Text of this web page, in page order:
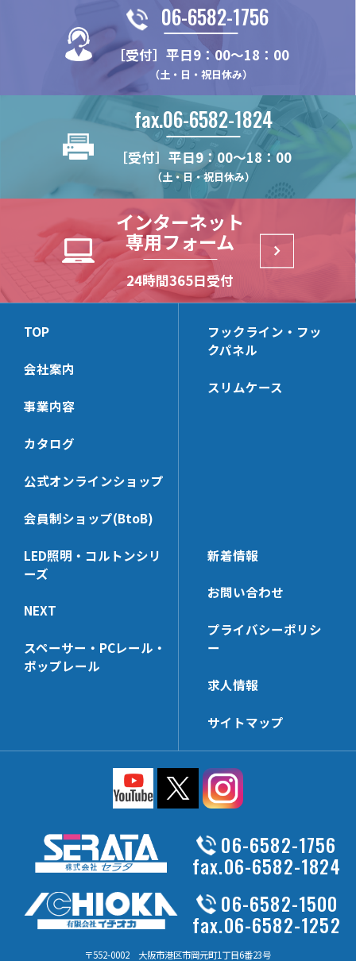
フックライン
HL375FS
HL22KN
HL30M
フックライン・エコ
HLE20S
HLE22KSE
HLE22-4S
HLE22S
HLE22SR
HLオプションパーツ
HL-MBSK-N
HL-WHG30
FU-PCR
HL-CTHK【在庫限り】
HL-WHG20
HL-BKS30x100
HL-HK4S【在庫限り】
HL-FHK
HL-BKS35x68
HL-HK5
HL-PCHK
HL-BKS30x140
HL-UHK
HL-SWHK
HL-PS
HL-HK4
HL-HCHK
HL-SSHK-FU
HL-PT20x45N
フックパネル・Pタイプ
HP75P
HP100P
HP24P
HP375P
フックパネル・Bタイプ フックパネル・Sタイプ
HP100S
HP60S
HP75S
フックパネル・Fタイプ
HP-PUF
フックパネル・木製タイプ
WPN
WPN-LRAL
HPオプションパーツ
HP-HK4
HP-HCHK
HP-SSHK
HP-BKS25x65
HP-LHK
HP-PCHK
HP-SWHK
HP-BKS40x140
HP-CHK-N
HP-KBHK
HP-SWHK/L
HP-PP
HP-WHG25
HP-MBSK-N
HP-PT25x65N
HP-WHK
HP-SSHK-FU
ハイブリッドパネル
HB2-T
HB2-B
(リーズナブルモデル)
(リーズナブルモデル)
HB-T
HB-S
HB-B
06-6582-1756
［受付］平日9：00～18：00
（土・日・祝日休み）
fax.06-6582-1824
［受付］平日9：00～18：00
（土・日・祝日休み）
インターネット
専用フォーム
24時間365日受付
TOP
会社案内
事業内容
カタログ
公式オンラインショップ
会員制ショップ(BtoB)
フックライン・フッ
クパネル
スリムケース
LED照明・コルトンシリ
ーズ
NEXT
スペーサー・PCレール・
ポップレール
新着情報
お問い合わせ
プライバシーポリシ
ー
求人情報
サイトマップ
06-6582-1756
fax.06-6582-1824
06-6582-1500
fax.06-6582-1252
〒552-0002 大阪市港区市岡元町1丁目6番23号